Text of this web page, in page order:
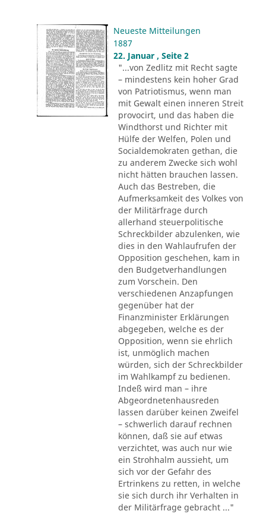
Neueste Mitteilungen
1887
22. Januar , Seite 2
"...von Zedlitz mit Recht sagte
– mindestens kein hoher Grad
von Patriotismus, wenn man
mit Gewalt einen inneren Streit
provocirt, und das haben die
Windthorst und Richter mit
Hülfe der Welfen, Polen und
Socialdemokraten gethan, die
zu anderem Zwecke sich wohl
nicht hätten brauchen lassen.
Auch das Bestreben, die
Aufmerksamkeit des Volkes von
der Militärfrage durch
allerhand steuerpolitische
Schreckbilder abzulenken, wie
dies in den Wahlaufrufen der
Opposition geschehen, kam in
den Budgetverhandlungen
zum Vorschein. Den
verschiedenen Anzapfungen
gegenüber hat der
Finanzminister Erklärungen
abgegeben, welche es der
Opposition, wenn sie ehrlich
ist, unmöglich machen
würden, sich der Schreckbilder
im Wahlkampf zu bedienen.
Indeß wird man – ihre
Abgeordnetenhausreden
lassen darüber keinen Zweifel
– schwerlich darauf rechnen
können, daß sie auf etwas
verzichtet, was auch nur wie
ein Strohhalm aussieht, um
sich vor der Gefahr des
Ertrinkens zu retten, in welche
sie sich durch ihr Verhalten in
der Militärfrage gebracht ..."